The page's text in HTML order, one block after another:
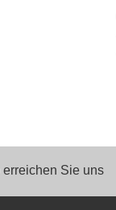
erreichen Sie uns